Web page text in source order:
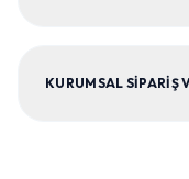
KURUMSAL SIPARIŞ